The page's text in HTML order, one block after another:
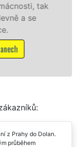
se zárukou kvality
STĚHOVÁNÍ.
NON-STOP
bez příplatků.
služby v Dolanech
z Prahy do Dolan.
průběhem